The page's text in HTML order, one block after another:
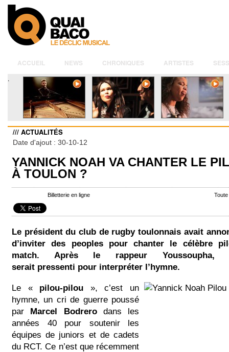
ACCUEIL NEWS CHRONIQUES ARTISTES
.
/// ACTUALITÉS
Date d'ajout : 30-10-12
YANNICK NOAH VA CHANTER LE
À TOULON ?
Billetterie en ligne
Le président du club de rugby toulonnais avait
d’inviter des peoples pour chanter le célèbre
match. Après le rappeur Youssoupha,
serait pressenti pour interpréter l’hymne.
Le « pilou-pilou », c’est un
hymne, un cri de guerre poussé
par Marcel Bodrerodans les
années 40 pour soutenir les
équipes de juniors et de cadets
du RCT. Ce n’est que récemment